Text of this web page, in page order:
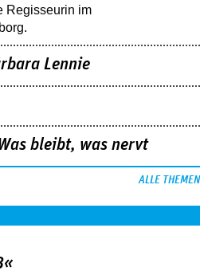
Regisseurin im
Lennie
bleibt, was nervt
ALLE THEMEN